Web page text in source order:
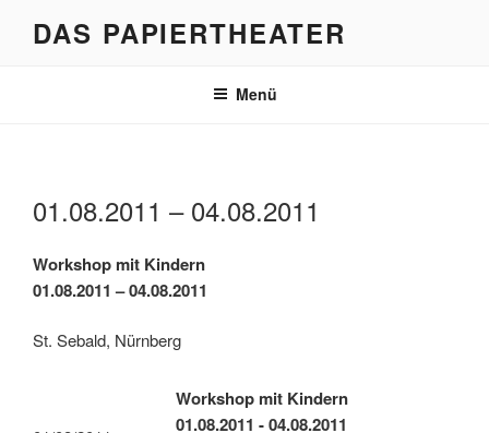
DAS PAPIERTHEATER
Menü
01.08.2011 – 04.08.2011
Workshop mit Kindern
01.08.2011 – 04.08.2011
St. Sebald, Nürnberg
Workshop mit Kindern
01.08.2011 - 04.08.2011